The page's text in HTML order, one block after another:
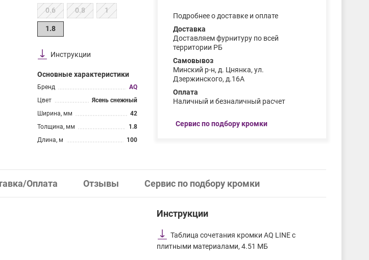
0.6
0.8 1
1.8
Инструкции
Основные характеристики
Бренд
AQ
Цвет
Ясень снежный
Ширина, мм
42
Толщина, мм
1.8
Длина, м
100
Подробнее о доставке и оплате
Доставка
Доставляем фурнитуру по всей
территории РБ
Самовывоз
Минский р-н, д. Цнянка, ул.
Дзержинского, д.16А
Оплата
Наличный и безналичный расчет
Сервис по подбору кромки
Оплата Отзывы Сервис по подбору кромки
Инструкции
Таблица сочетания кромки AQ LINE с
плитными материалами, 4.51 МБ